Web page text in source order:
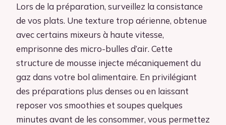
Lors de la préparation, surveillez la consistance
de vos plats. Une texture trop aérienne, obtenue
avec certains mixeurs à haute vitesse,
emprisonne des micro-bulles d’air. Cette
structure de mousse injecte mécaniquement du
gaz dans votre bol alimentaire. En privilégiant
des préparations plus denses ou en laissant
reposer vos smoothies et soupes quelques
minutes avant de les consommer, vous permettez